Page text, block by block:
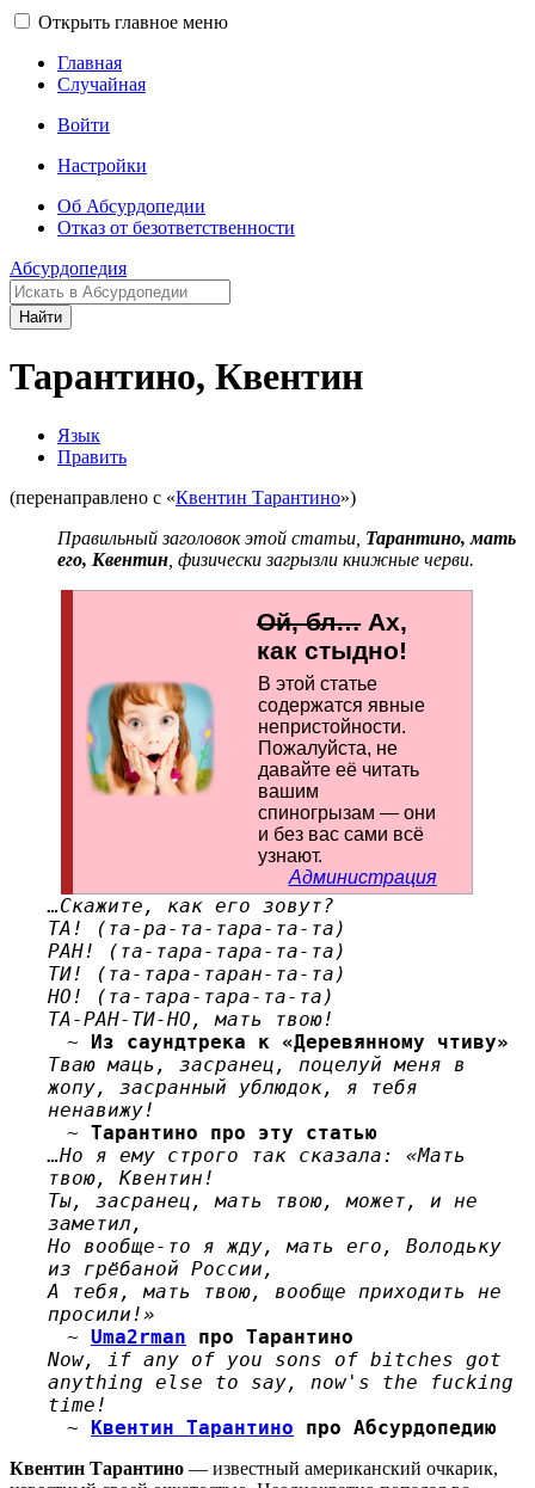
Открыть главное меню
Главная
Случайная
Войти
Настройки
Об Абсурдопедии
Отказ от безответственности
Абсурдопедия
Найти
Тарантино, Квентин
Язык
Править
(перенаправлено с «Квентин Тарантино»)
Правильный заголовок этой статьи, Тарантино, мать
его, Квентин , физически загрызли книжные черви.
Ой, бл…Ах,
как стыдно!
В этой статье
содержатся явные
непристойности.
По­жа­лу­йс­та, не
давайте её читать
вашим
спиногрызам — они
и без вас сами всё
узнают.
Администрация
…Скажите, как его зовут?
ТА! (та-ра-та-тара-та-та)
РАН! (та-тара-тара-та-та)
ТИ! (та-тара-таран-та-та)
НО! (та-тара-тара-та-та)
ТА-РАН-ТИ-НО, мать твою!
~ Из саундтрека к «Деревянному чтиву»
Тваю маць, засранец, поцелуй меня в
жопу, засранный ублюдок, я тебя
ненавижу!
~ Тарантино про эту статью
…Но я ему строго так сказала: «Мать
твою, Квентин!
Ты, засранец, мать твою, может, и не
заметил,
Но вообще-то я жду, мать его, Володьку
из грёбаной России,
А тебя, мать твою, вообще приходить не
просили!»
~ Uma2rman про Тарантино
Now, if any of you sons of bitches got
anything else to say, now's the fucking
time!
~ Квентин Тарантино про Абсурдопедию
Квентин Тарантино — известный американский очкарик,